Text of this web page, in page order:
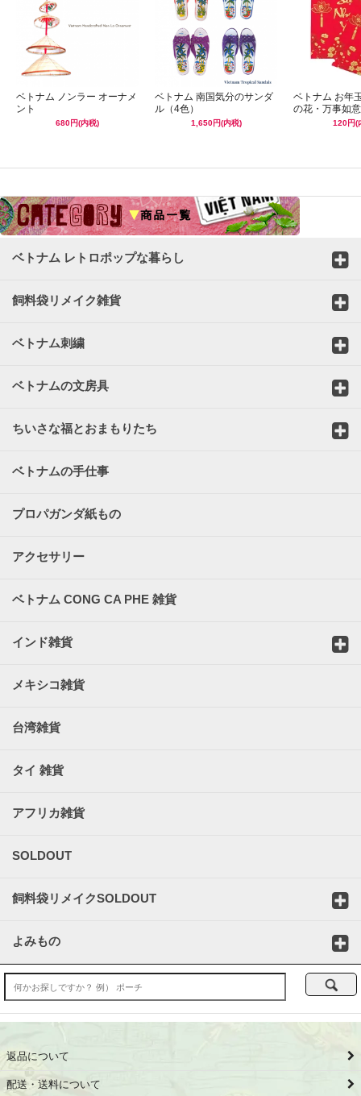
ベトナム ノンラー オーナメ
ント
680円(内税)
ベトナム 南国気分のサンダ
ル（4色）
1,650円(内税)
ベトナム お年
の花・万事如意
120円(
ベトナム レトロポップな暮らし
飼料袋リメイク雑貨
ベトナム刺繍
ベトナムの文房具
ちいさな福とおまもりたち
ベトナムの手仕事
プロパガンダ紙もの
アクセサリー
ベトナム CONG CA PHE 雑貨
インド雑貨
メキシコ雑貨
台湾雑貨
タイ 雑貨
アフリカ雑貨
SOLDOUT
飼料袋リメイクSOLDOUT
よみもの
返品について
配送・送料について